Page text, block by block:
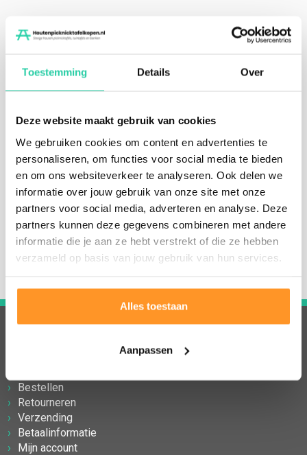
Toestemming Details Over
Deze website maakt gebruik van cookies
We gebruiken cookies om content en advertenties te
personaliseren, om functies voor social media te bieden
en om ons websiteverkeer te analyseren. Ook delen we
informatie over jouw gebruik van onze site met onze
partners voor social media, adverteren en analyse. Deze
partners kunnen deze gegevens combineren met andere
informatie die je aan ze hebt verstrekt of die ze hebben
verzameld op basis van jouw gebruik van hun services.
Alles toestaan
Aanpassen
levertijd variëren. Doorgaans kunnen wij binnen 3
product, wat het ook is, is maatwerk en dus uniek. De
gemaakt. Na het bestelproces informeren wij je over
de actuele levertijd.
Wij leveren diverse soorten Eiken of Douglas
picknicktafels, tafels en banken.
Vanzelfsprekend kunnen wij maatwerk leveren.Klik
hier voor een (vrijblijvende) maatwerkofferte.
Bestellen
Retourneren
Verzending
Betaalinformatie
Mijn account